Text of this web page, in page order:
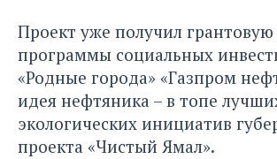
Проект уже получил
программы социальных
«Родные города» «Газпром
идея нефтяника – в топе
экологических инициатив
проекта «Чистый Ямал».